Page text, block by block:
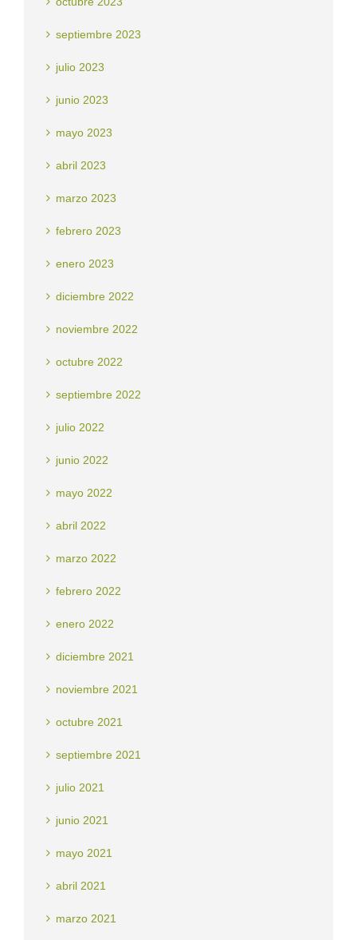
septiembre 2023
julio 2023
junio 2023
mayo 2023
abril 2023
marzo 2023
febrero 2023
enero 2023
diciembre 2022
noviembre 2022
octubre 2022
septiembre 2022
julio 2022
junio 2022
mayo 2022
abril 2022
marzo 2022
febrero 2022
enero 2022
diciembre 2021
noviembre 2021
octubre 2021
septiembre 2021
julio 2021
junio 2021
mayo 2021
abril 2021
marzo 2021